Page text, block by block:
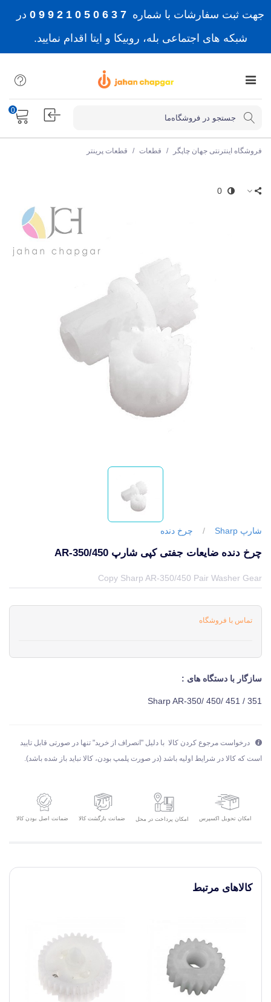
جهت ثبت سفارشات با شماره 7 3 6 0 5 0 1 2 9 9 0
در
شبکه های اجتماعی بله، روبیکا و ایتا اقدام نمایید.
0
فروشگاه اینترنتی جهان چاپگر / قطعات / قطعات پرینتر
0
شارپ Sharp / چرخ دنده
چرخ دنده ضایعات جفتی کپی شارپ AR-350/450
Copy Sharp AR-350/450 Pair Washer Gear
تماس با فروشگاه
سازگار با دستگاه های :
351 / 451 /Sharp AR-350/ 450
درخواست مرجوع کردن کالا با دلیل "انصراف از خرید" تنها در صورتی قابل تایید
است که کالا در شرایط اولیه باشد (در صورت پلمپ بودن، کالا نباید باز شده باشد).
امکان تحویل اکسپرس امکان پرداخت در محل ضمانت بازگشت کالا ضمانت اصل بودن کالا
کالاهای مرتبط